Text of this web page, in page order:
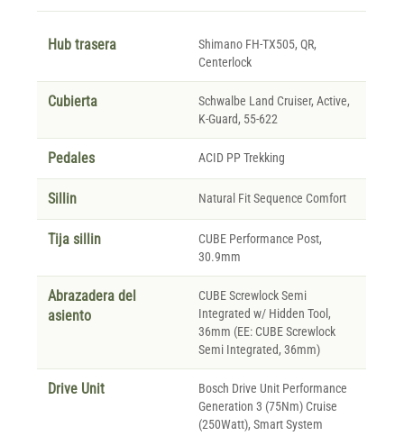
Hub trasera
Shimano FH-TX505, QR,
Centerlock
Cubierta
Schwalbe Land Cruiser, Active,
K-Guard, 55-622
Pedales ACID PP Trekking
Sillin Natural Fit Sequence Comfort
Tija sillin
CUBE Performance Post,
30.9mm
Abrazadera del
asiento
CUBE Screwlock Semi
Integrated w/ Hidden Tool,
36mm (EE: CUBE Screwlock
Semi Integrated, 36mm)
Drive Unit
Bosch Drive Unit Performance
Generation 3 (75Nm) Cruise
(250Watt), Smart System